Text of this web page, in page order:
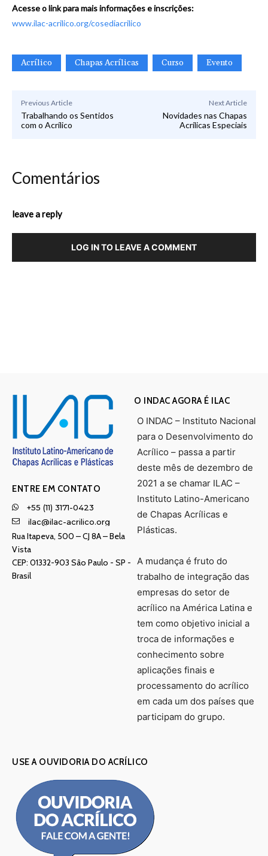
Acesse o link para mais informações e inscrições:
www.ilac-acrilico.org/cosediacrilico
Acrílico Chapas Acrílicas Curso Evento
Previous Article
Trabalhando os Sentidos
com o Acrílico
Next Article
Novidades nas Chapas
Acrílicas Especiais
Comentários
leave a reply
LOG IN TO LEAVE A COMMENT
ENTRE EM CONTATO
+55 (11) 3171-0423
ilac@ilac-acrilico.org
Rua Itapeva, 500 – CJ 8A – Bela
Vista
CEP: 01332-903 Sâo Paulo - SP -
Brasil
O INDAC AGORA É ILAC
O INDAC – Instituto Nacional
para o Desenvolvimento do
Acrílico – passa a partir
deste mês de dezembro de
2021 a se chamar ILAC –
Instituto Latino-Americano
de Chapas Acrílicas e
Plásticas.
A mudança é fruto do
trabalho de integração das
empresas do setor de
acrílico na América Latina e
tem como objetivo inicial a
troca de informações e
conhecimento sobre
aplicações finais e
processamento do acrílico
em cada um dos países que
participam do grupo.
USE A OUVIDORIA DO ACRÍLICO